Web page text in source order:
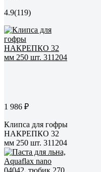
4.9(119)
1 986 ₽
Клипса для гофры
НАКРЕПКО 32
мм 250 шт. 311204